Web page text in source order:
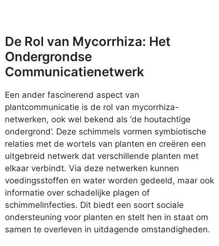
De Rol van Mycorrhiza: Het
Ondergrondse
Communicatienetwerk
Een ander fascinerend aspect van
plantcommunicatie is de rol van mycorrhiza-
netwerken, ook wel bekend als ‘de houtachtige
ondergrond’. Deze schimmels vormen symbiotische
relaties met de wortels van planten en creëren een
uitgebreid netwerk dat verschillende planten met
elkaar verbindt. Via deze netwerken kunnen
voedingsstoffen en water worden gedeeld, maar ook
informatie over schadelijke plagen of
schimmelinfecties. Dit biedt een soort sociale
ondersteuning voor planten en stelt hen in staat om
samen te overleven in uitdagende omstandigheden.